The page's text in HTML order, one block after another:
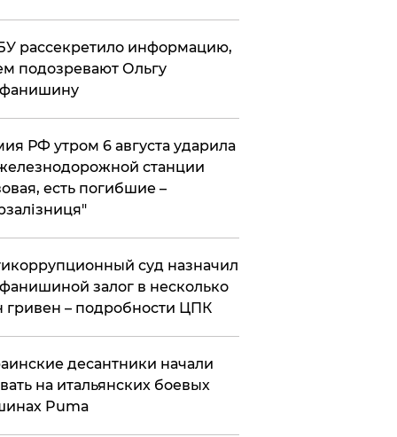
рассекретило информацию,
подозревают Ольгу
РФ утром 6 августа ударила
станции
есть погибшие –
суд назначил
залог в несколько
гривен – подробности ЦПК
десантники начали
на итальянских боевых
Puma